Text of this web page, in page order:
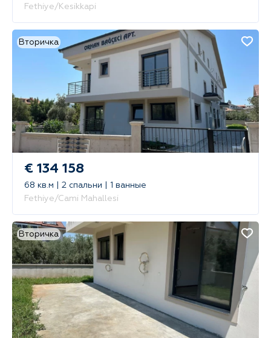
Fethiye/Kesikkapi
Вторичка
€ 134 158
68 кв.м | 2 спальни | 1 ванные
Fethiye/Cami Mahallesi
Вторичка